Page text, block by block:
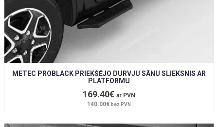
METEC PROBLACK PRIEKŠĒJO DURVJU SĀNU SLIEKSNIS AR
PLATFORMU
169.40€ ar PVN
140.00€ bez PVN